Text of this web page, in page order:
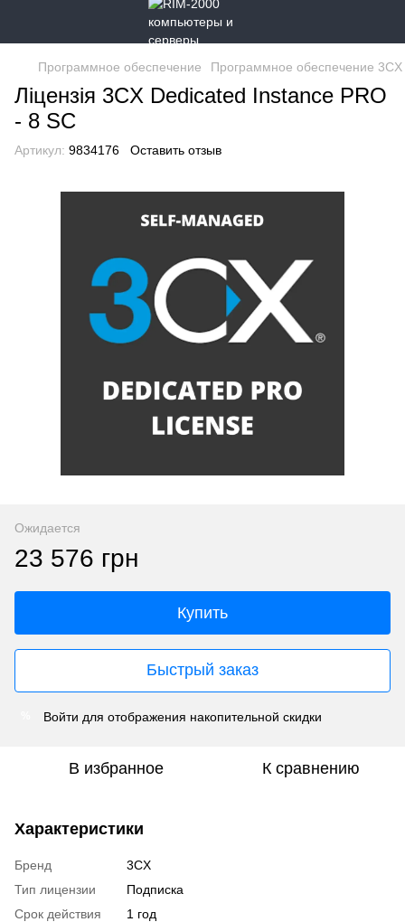
Программное обеспечение Программное обеспечение 3CX
Ліцензія 3CX Dedicated Instance PRO
- 8 SC
Артикул: 9834176 Оставить отзыв
Ожидается
23 576 грн
Купить
Быстрый заказ
Войти для отображения накопительной скидки
В избранное К сравнению
Характеристики
Бренд
3CX
Тип лицензии
Подписка
Срок действия
1 год